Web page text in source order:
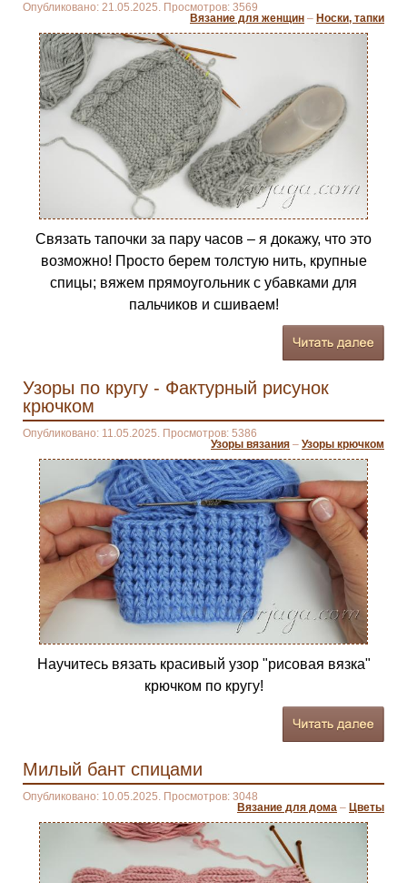
Опубликовано: 21.05.2025. Просмотров: 3569
Вязание для женщин – Носки, тапки
Связать тапочки за пару часов – я докажу, что это
возможно! Просто берем толстую нить, крупные
спицы; вяжем прямоугольник с убавками для
пальчиков и сшиваем!
Узоры по кругу - Фактурный рисунок
крючком
Опубликовано: 11.05.2025. Просмотров: 5386
Узоры вязания – Узоры крючком
Научитесь вязать красивый узор "рисовая вязка"
крючком по кругу!
Милый бант спицами
Опубликовано: 10.05.2025. Просмотров: 3048
Вязание для дома – Цветы